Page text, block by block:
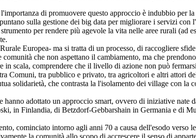
di promuovere questo approccio è indubbio per
sulla gestione dei big data per migliorare i servizi
per rendere più agevole la vita nelle aree rurali (ad
Europea- ma si tratta di un processo, di raccogliere
che non aspettano il cambiamento, ma che
scala, comprendere che il livello di azione non può
Comuni, tra pubblico e privato, tra agricoltori e altri attori
solidarietà, che contrasta la l'isolamento dei village con la
adottato un approccio smart, ovvero di iniziative nate
in Finlandia, di Betzdorf-Gebbarshain in Germania e di
cominciato intorno agli anni 70 a causa dell'esodo verso
la comunità allo scopo di accrescere il senso di